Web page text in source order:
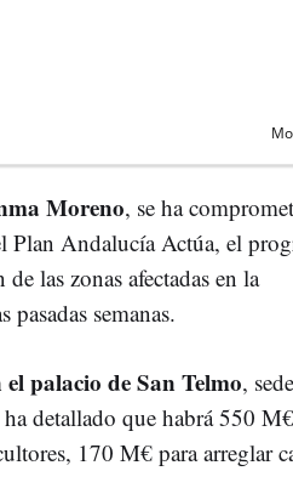
Moreno, se ha
Andalucía Actúa, el
las zonas afectadas en la
pasadas semanas.
el palacio de San Telmo,
detallado que habrá 550
170 M€ para arreglar